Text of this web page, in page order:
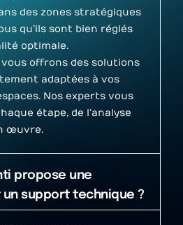
des zones stratégiques
qu’ils sont bien réglés
optimale.
vous offrons des solutions
adaptées à vos
Nos experts vous
étape, de l’analyse
œuvre.
propose une
support technique ?